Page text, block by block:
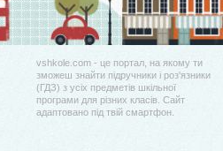
vshkole.com - це портал, на якому ти
зможеш знайти підручники і роз'язники
(ГДЗ) з усіх предметів шкільної
програми для різних класів. Сайт
адаптовано під твій смартфон.